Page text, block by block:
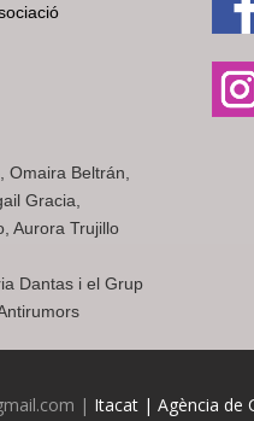
Omaira Beltrán,
Gracia,
Aurora Trujillo
Dantas i el Grup
| Itacat | Agència de